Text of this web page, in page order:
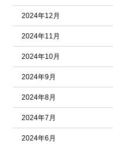
2024年12月
2024年11月
2024年10月
2024年9月
2024年8月
2024年7月
2024年6月